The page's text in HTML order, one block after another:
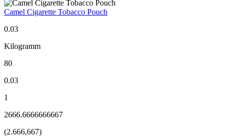
Camel Cigarette Tobacco Pouch
0.03
Kilogramm
80
0.03
1
2666.6666666667
(2.666,667)